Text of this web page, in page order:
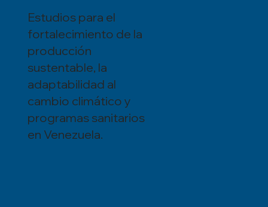
Estudios para el
fortalecimiento de la
producción
sustentable, la
adaptabilidad al
cambio climático y
programas sanitarios
en Venezuela.